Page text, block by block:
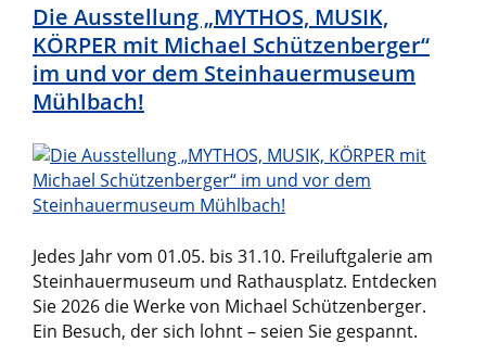
Die Ausstellung „MYTHOS, MUSIK,
KÖRPER mit Michael Schützenberger“
im und vor dem Steinhauermuseum
Mühlbach!
Jedes Jahr vom 01.05. bis 31.10. Freiluftgalerie am
Steinhauermuseum und Rathausplatz. Entdecken
Sie 2026 die Werke von Michael Schützenberger.
Ein Besuch, der sich lohnt – seien Sie gespannt.